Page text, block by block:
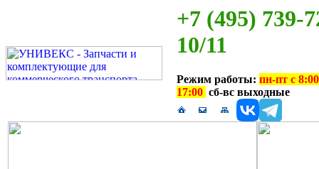
+7 (495) 739-
10/11
Режим работы: пн-пт с
17:00 сб-вс выходные